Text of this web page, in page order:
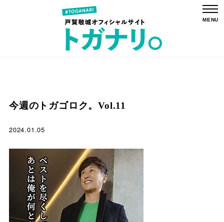
今週のトガゴロク。Vol.11
2024.01.05